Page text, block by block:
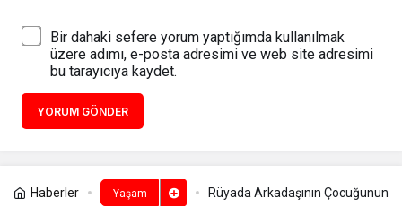
Bir dahaki sefere yorum yaptığımda kullanılmak
üzere adımı, e-posta adresimi ve web site adresimi
bu tarayıcıya kaydet.
YORUM GÖNDER
Haberler Yaşam Rüyada Arkadaşının Çocuğunun